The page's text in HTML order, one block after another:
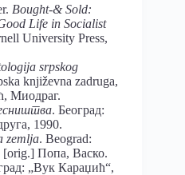
Bought-& Sold:
Life in Socialist
University Press,
srpskog
književna zadruga,
Миодраг.
. Београд:
1990.
zemlja. Beograd:
[orig.] Попа, Васко.
„Вук Караџић“,